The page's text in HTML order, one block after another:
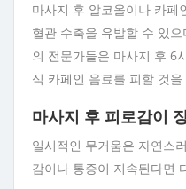
마사지 후 알코올이나 카페
혈관 수축을 유발할 수 있으
의 전문가들은 마사지 후 6
식 카페인 음료를 피할 것
마사지 후 피로감이
일시적인 무거움은 자연스
감이나 통증이 지속된다면